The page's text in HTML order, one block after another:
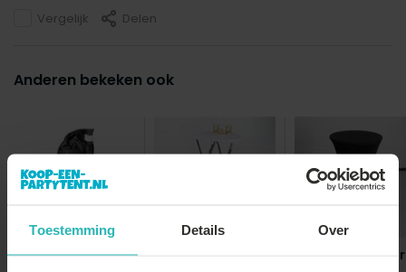
Toestemming Details Over
Vergelijk Delen
Anderen bekeken ook
Gewichtzak
Stretch rok